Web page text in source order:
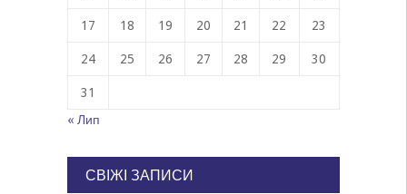
17 18 19 20 21 22 23
24 25 26 27 28 29 30
31
« Лип
СВІЖІ ЗАПИСИ